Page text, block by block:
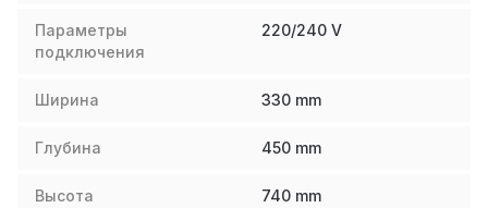
Параметры
подключения
220/240 V
Ширина 330 mm
Глубина 450 mm
Высота 740 mm